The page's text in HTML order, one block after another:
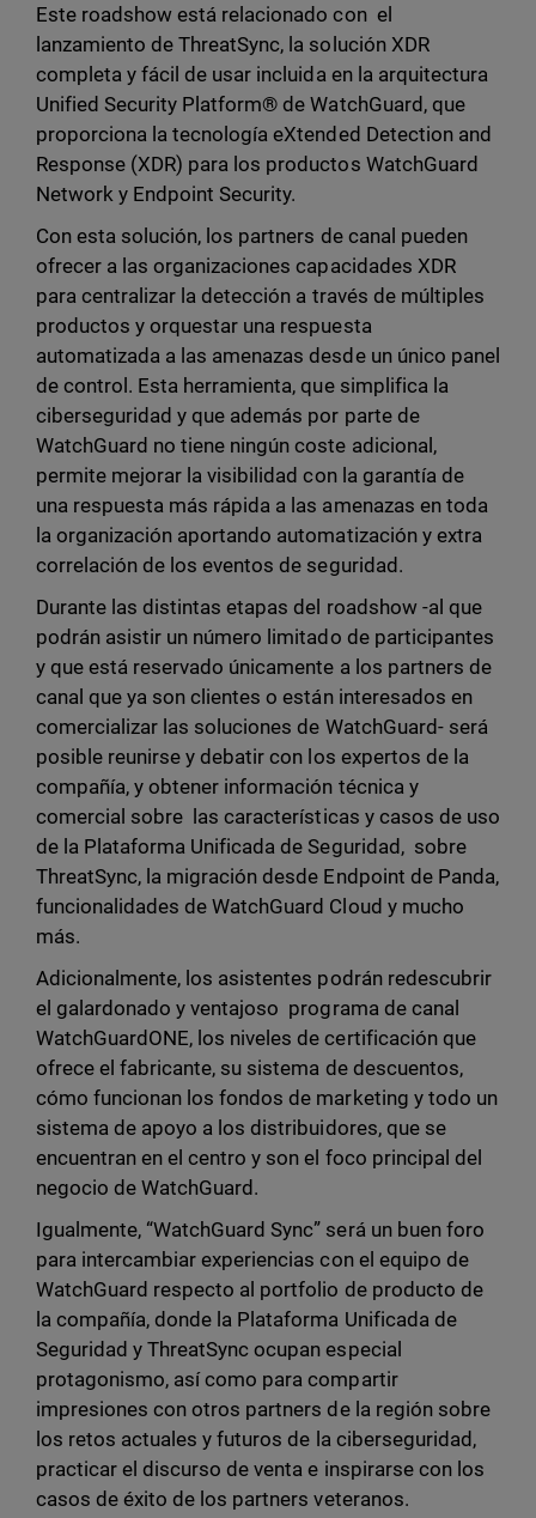
Este roadshow está relacionado con el
lanzamiento de ThreatSync, la solución XDR
completa y fácil de usar incluida en la arquitectura
Unified Security Platform® de WatchGuard, que
proporciona la tecnología eXtended Detection and
Response (XDR) para los productos WatchGuard
Network y Endpoint Security.
Con esta solución, los partners de canal pueden
ofrecer a las organizaciones capacidades XDR
para centralizar la detección a través de múltiples
productos y orquestar una respuesta
automatizada a las amenazas desde un único panel
de control. Esta herramienta, que simplifica la
ciberseguridad y que además por parte de
WatchGuard no tiene ningún coste adicional,
permite mejorar la visibilidad con la garantía de
una respuesta más rápida a las amenazas en toda
la organización aportando automatización y extra
correlación de los eventos de seguridad.
Durante las distintas etapas del roadshow -al que
podrán asistir un número limitado de participantes
y que está reservado únicamente a los partners de
canal que ya son clientes o están interesados en
comercializar las soluciones de WatchGuard- será
posible reunirse y debatir con los expertos de la
compañía, y obtener información técnica y
comercial sobre las características y casos de uso
de la Plataforma Unificada de Seguridad, sobre
ThreatSync, la migración desde Endpoint de Panda,
funcionalidades de WatchGuard Cloud y mucho
más.
Adicionalmente, los asistentes podrán redescubrir
el galardonado y ventajoso programa de canal
WatchGuardONE, los niveles de certificación que
ofrece el fabricante, su sistema de descuentos,
cómo funcionan los fondos de marketing y todo un
sistema de apoyo a los distribuidores, que se
encuentran en el centro y son el foco principal del
negocio de WatchGuard.
Igualmente, “WatchGuard Sync” será un buen foro
para intercambiar experiencias con el equipo de
WatchGuard respecto al portfolio de producto de
la compañía, donde la Plataforma Unificada de
Seguridad y ThreatSync ocupan especial
protagonismo, así como para compartir
impresiones con otros partners de la región sobre
los retos actuales y futuros de la ciberseguridad,
practicar el discurso de venta e inspirarse con los
casos de éxito de los partners veteranos.